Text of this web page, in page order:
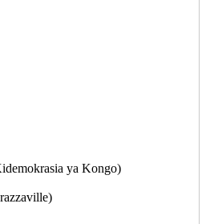
ya Kongo)